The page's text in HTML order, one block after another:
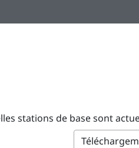
stations de base sont